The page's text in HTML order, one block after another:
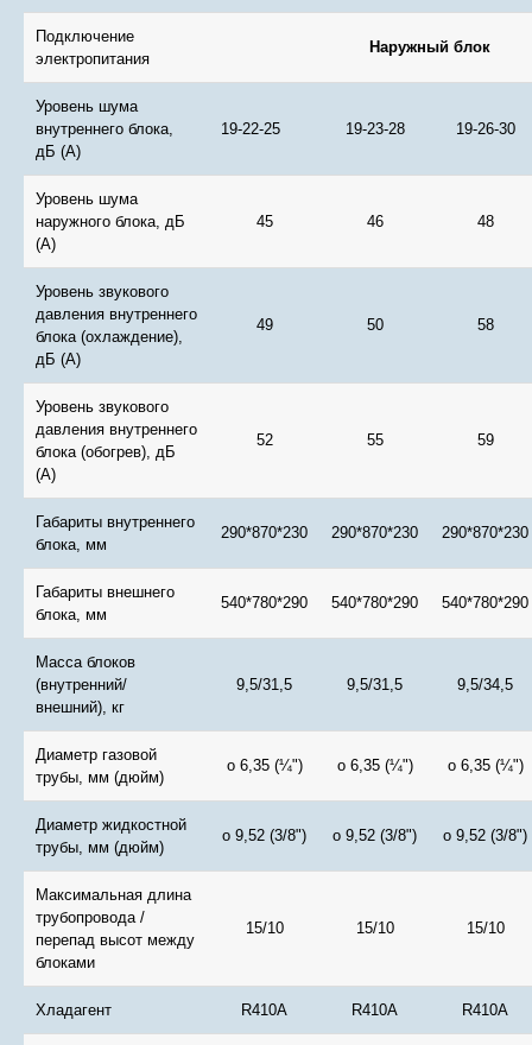
Подключение
электропитания
Наружный блок
Уровень шума
внутреннего блока,
дБ (А)
19-22-25 19-23-28 19-26-30
Уровень шума
наружного блока, дБ
(А)
45 46 48
Уровень звукового
давления внутреннего
блока (охлаждение),
дБ (А)
49 50 58
Уровень звукового
давления внутреннего
блока (обогрев), дБ
(А)
52 55 59
Габариты внутреннего
блока, мм
290*870*230 290*870*230 290*870*230
Габариты внешнего
блока, мм
540*780*290 540*780*290 540*780*290
Масса блоков
(внутренний/
внешний), кг
9,5/31,5 9,5/31,5 9,5/34,5
Диаметр газовой
трубы, мм (дюйм)
o 6,35 (¼") o 6,35 (¼") o 6,35 (¼")
Диаметр жидкостной
трубы, мм (дюйм)
o 9,52 (3/8") o 9,52 (3/8") o 9,52 (3/8")
Максимальная длина
трубопровода /
перепад высот между
блоками
15/10 15/10 15/10
Хладагент R410A R410A R410A